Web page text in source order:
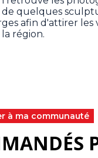
de quelques
afin d'attirer les
région.
à ma communauté